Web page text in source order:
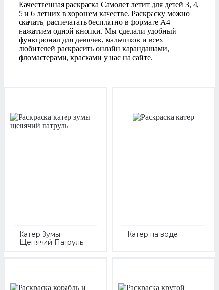
Качественная раскраска Самолет летит для детей 3, 4,
5 и 6 летних в хорошем качестве. Раскраску можно
скачать, распечатать бесплатно в формате А4
нажатием одной кнопки. Мы сделали удобный
функционал для девочек, мальчиков и всех
любителей раскрасить онлайн карандашами,
фломастерами, красками у нас на сайте.
Катер Зумы
Щенячий Патруль
Катер на воде